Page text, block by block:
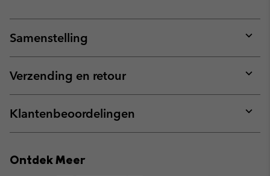
Samenstelling
or
Verzending en retour
or
Klantenbeoordelingen
or
Ontdek Meer